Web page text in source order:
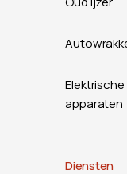
Elektrische
apparaten
Diensten